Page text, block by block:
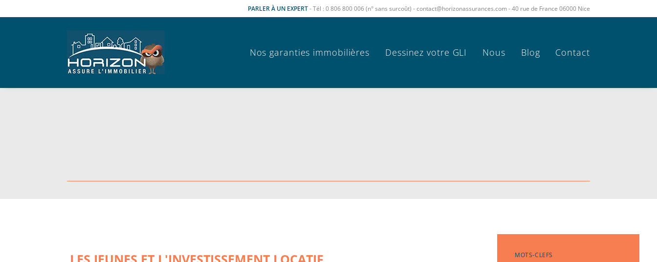
PARLER À UN EXPERT- Tél : 0 806 800 006 (n° sans surcoût) - contact@horizonassurances.com - 40 rue de France 06000 Nice
Nos garanties immobilières Dessinez votre GLI Nous Blog Contact
MOTS-CLEFS